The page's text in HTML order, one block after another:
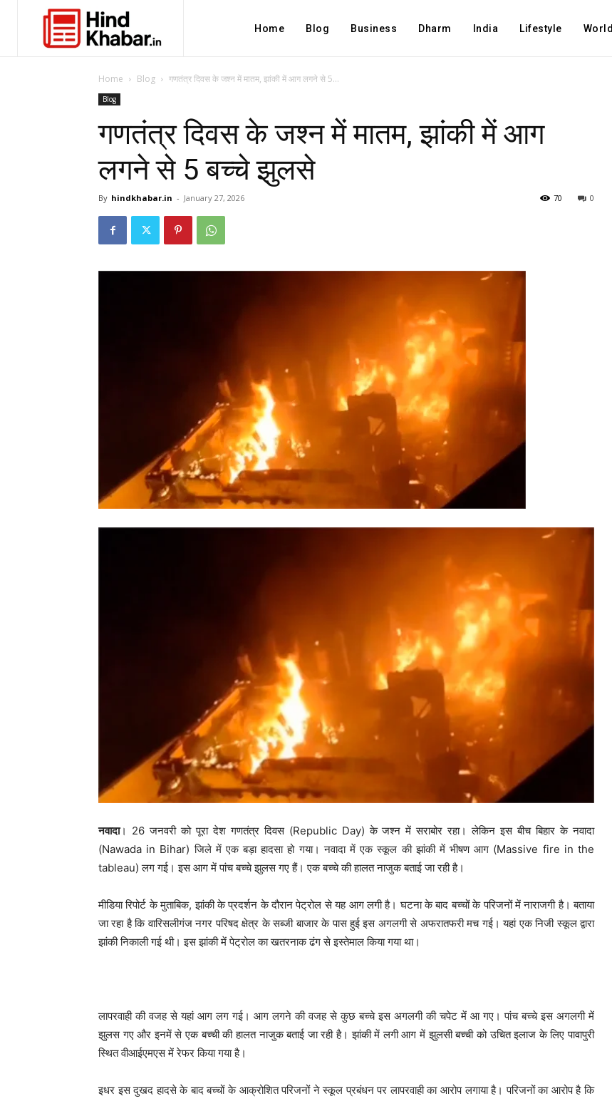
Home Blog Business Dharm India Lifestyle World
Home Blog गणतंत्र दिवस के जश्न में मातम, झांकी में आग लगने से 5...
Blog
गणतंत्र दिवस के जश्न में मातम, झांकी में आग
लगने से 5 बच्चे झुलसे
By hindkhabar.in - January 27, 2026 0
70
नवादा। 26 जनवरी को पूरा देश गणतंत्र दिवस (Republic Day) के जश्न में सराबोर रहा। लेकिन इस बीच बिहार के नवादा
(Nawada in Bihar) जिले में एक बड़ा हादसा हो गया। नवादा में एक स्कूल की झांकी में भीषण आग (Massive fire in the
tableau) लग गई। इस आग में पांच बच्चे झुलस गए हैं। एक बच्चे की हालत नाजुक बताई जा रही है।
मीडिया रिपोर्ट के मुताबिक, झांकी के प्रदर्शन के दौरान पेट्रोल से यह आग लगी है। घटना के बाद बच्चों के परिजनों में नाराजगी है। बताया
जा रहा है कि वारिसलीगंज नगर परिषद क्षेत्र के सब्जी बाजार के पास हुई इस अगलगी से अफरातफरी मच गई। यहां एक निजी स्कूल द्वारा
झांकी निकाली गई थी। इस झांकी में पेट्रोल का खतरनाक ढंग से इस्तेमाल किया गया था।
लापरवाही की वजह से यहां आग लग गई। आग लगने की वजह से कुछ बच्चे इस अगलगी की चपेट में आ गए। पांच बच्चे इस अगलगी में
झुलस गए और इनमें से एक बच्ची की हालत नाजुक बताई जा रही है। झांकी में लगी आग में झुलसी बच्ची को उचित इलाज के लिए पावापुरी
स्थित वीआईएमएस में रेफर किया गया है।
इधर इस दुखद हादसे के बाद बच्चों के आक्रोशित परिजनों ने स्कूल प्रबंधन पर लापरवाही का आरोप लगाया है। परिजनों का आरोप है कि